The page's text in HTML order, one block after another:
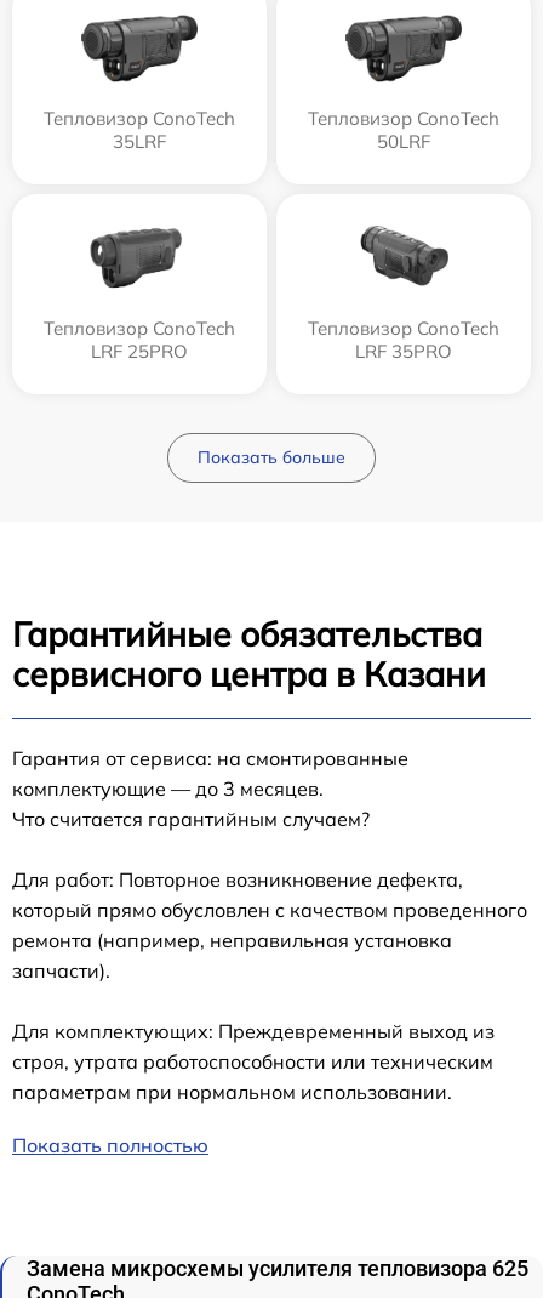
Тепловизор ConoTech
35LRF
Тепловизор ConoTech
50LRF
Тепловизор ConoTech
LRF 25PRO
Тепловизор ConoTech
LRF 35PRO
Показать больше
Гарантийные обязательства
сервисного центра в Казани
Гарантия от сервиса: на смонтированные
комплектующие — до 3 месяцев.
Что считается гарантийным случаем?
Для работ: Повторное возникновение дефекта,
который прямо обусловлен с качеством проведенного
ремонта (например, неправильная установка
запчасти).
Для комплектующих: Преждевременный выход из
строя, утрата работоспособности или техническим
параметрам при нормальном использовании.
Показать полностью
Замена микросхемы усилителя тепловизора 625